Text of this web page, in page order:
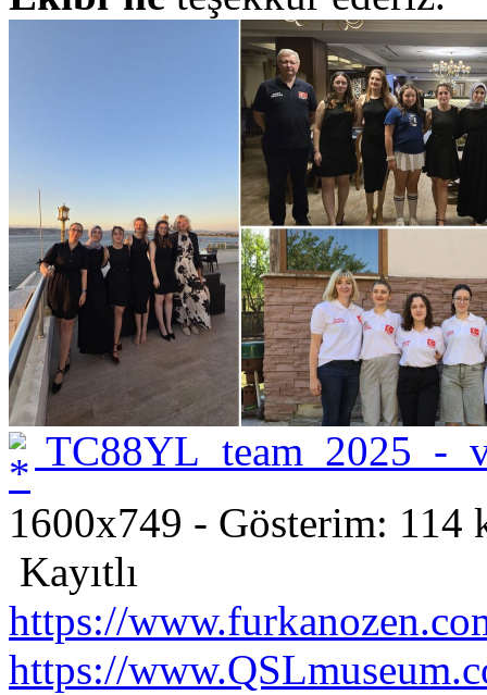
TC88YL_team_2025_-
1600x749 - Gösterim: 114
Kayıtlı
https://
https://